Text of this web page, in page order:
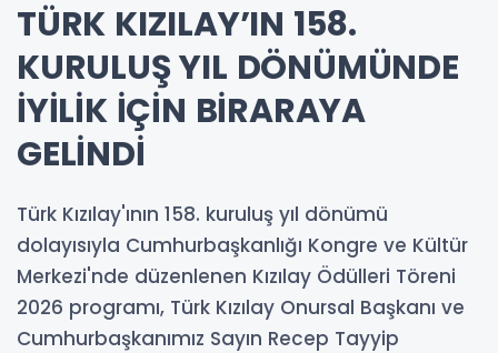
TÜRK KIZILAY’IN 158.
KURULUŞ YIL DÖNÜMÜNDE
İYİLİK İÇİN BİRARAYA
GELİNDİ
Türk Kızılay'ının 158. kuruluş yıl dönümü
dolayısıyla Cumhurbaşkanlığı Kongre ve Kültür
Merkezi'nde düzenlenen Kızılay Ödülleri Töreni
2026 programı, Türk Kızılay Onursal Başkanı ve
Cumhurbaşkanımız Sayın Recep Tayyip